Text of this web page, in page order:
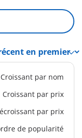
Croissant par nom
Croissant par prix
par prix
de popularité
Policier et quad
€